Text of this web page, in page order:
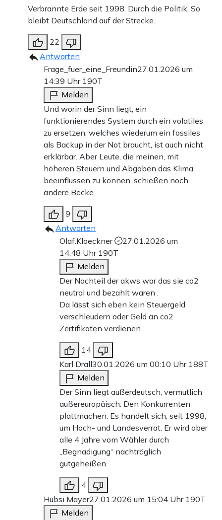
Versorgungssicherheit ist kein bürokratischer Zielwert,
sondern eine risikobasierte Aufgabe. „Alles richtig
gemacht“ hat nur, wer auch das Risiko eines seltenen,
aber möglichen Kälteeinbruchs beherrscht.
Genau hier lag die Schwachstelle: Die Vorgaben waren
auf einen durchschnittlichen Winter ausgelegt, nicht auf
ein Extremereignis wie 2010. Die INES-Simulation zeigt,
dass ein solches Ereignis ausreicht, um die Industrie
massiv unter Druck zu setzen und die Strompreise nach
oben zu treiben.
Kurzfristig lässt sich dieses Risiko durch engmaschiges
vorhandenen Instrumente reduzieren. Wenn sich Engpässe
abzeichnen, kann das Wirtschaftsministerium SSBO-
Ausschreibungen beauftragen oder Trading Hub Europe
anweisen, staatliche Reserven aufzubauen. Beide
Instrumente existieren, beide sind erprobt – aber sie
müssen politisch aktiviert werden, bevor der Markt in
Speicherstände. Die Diskussionen der vergangenen
Monate haben gezeigt, dass Versorgungssicherheit nicht
allein durch eine einseitige Fokussierung auf
wetterabhängige erneuerbare Energien gewährleistet
werden kann. Ein Energiesystem, das im Winter auf
flexible, steuerbare Leistung angewiesen ist, braucht ein
ausreichendes und verlässliches Gasangebot – sei es über
langfristige Lieferverträge, zusätzliche Importkapazitäten
oder heimische Förderung. Ohne ein robustes Angebot
bleibt das System anfällig.
Verbrannte Erde seit 1998. Durch die Politik. So
bleibt Deutschland auf der Strecke.
22
Antworten
Frage_fuer_eine_Freundin27.01.2026 um
14:39 Uhr 190T
Melden
Und worin der Sinn liegt, ein
funktionierendes System durch ein volatiles
zu ersetzen, welches wiederum ein fossiles
als Backup in der Not braucht, ist auch nicht
erklärbar. Aber Leute, die meinen, mit
höheren Steuern und Abgaben das Klima
beeinflussen zu können, schießen noch
andere Böcke.
9
Antworten
Olaf.Kloeckner
27.01.2026 um
14:48 Uhr 190T
Melden
Der Nachteil der akws war das sie co2
neutral und bezahlt waren .
Da lässt sich eben kein Steuergeld
verschleudern oder Geld an co2
Zertifikaten verdienen .
14
Karl Drall30.01.2026 um 00:10 Uhr 188T
Melden
Der Sinn liegt außerdeutsch, vermutlich
außereuropäisch: Den Konkurrenten
plattmachen. Es handelt sich, seit 1998,
um Hoch- und Landesverrat. Er wird aber
alle 4 Jahre vom Wähler durch
„Begnadigung“ nachträglich
gutgeheißen.
4
Hubsi Mayer27.01.2026 um 15:04 Uhr 190T
Melden